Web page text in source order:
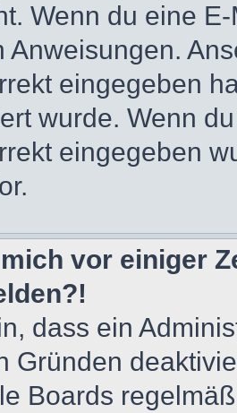
Wenn du eine
Anweisungen.
eingegeben
wurde. Wenn
eingegeben
vor einiger
dass ein
Gründen
Boards